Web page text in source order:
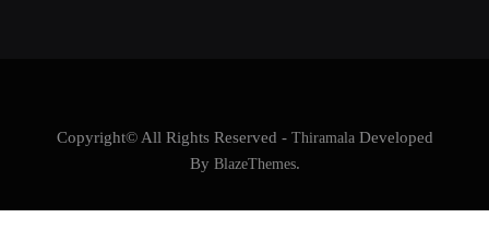
Copyright© All Rights Reserved - ThiramalaDeveloped
By BlazeThemes.